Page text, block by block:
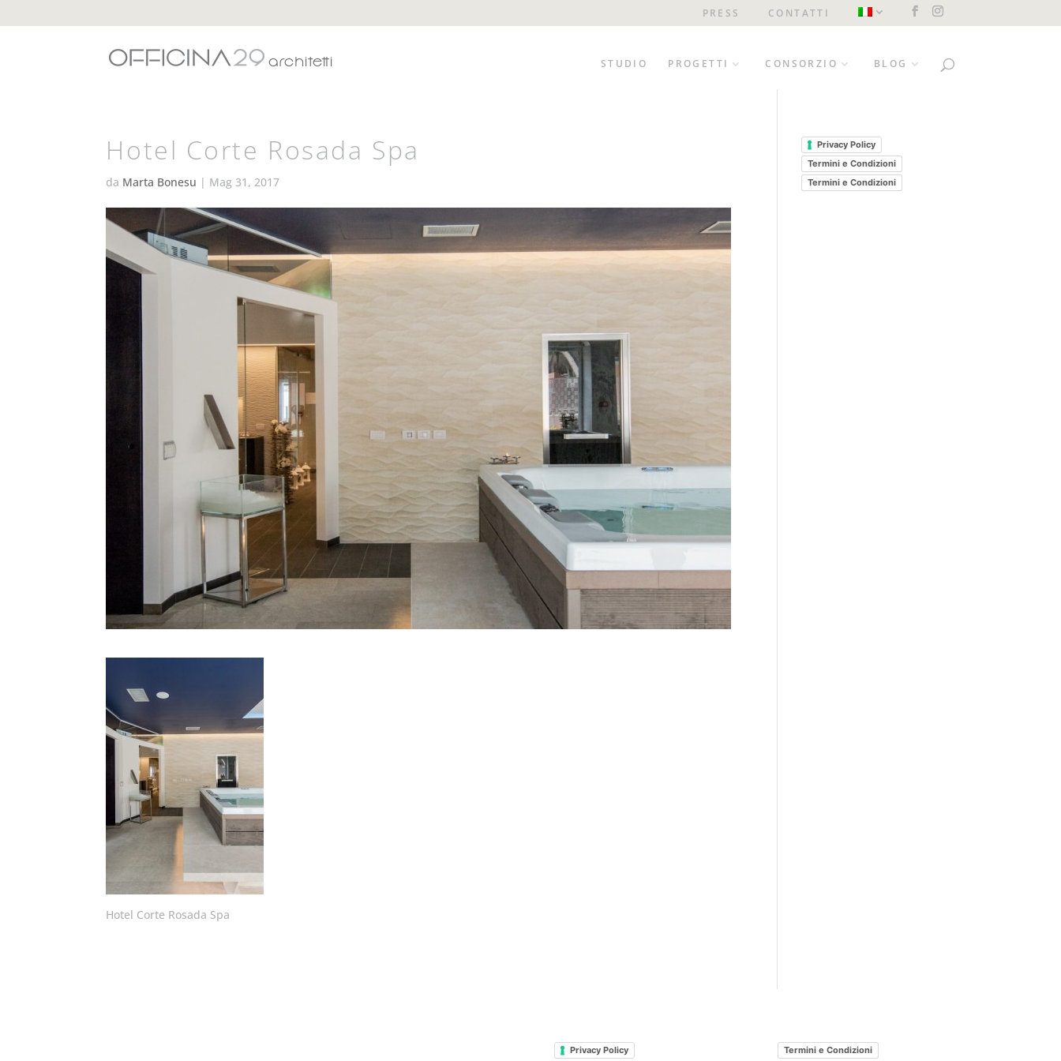
PRESS CONTATTI
STUDIO PROGETTI CONSORZIO BLOG
Hotel Corte Rosada Spa
da Marta Bonesu | Mag 31, 2017
Hotel Corte Rosada Spa
Privacy Policy
Termini e Condizioni
Termini e Condizioni
Privacy Policy Termini e Condizioni